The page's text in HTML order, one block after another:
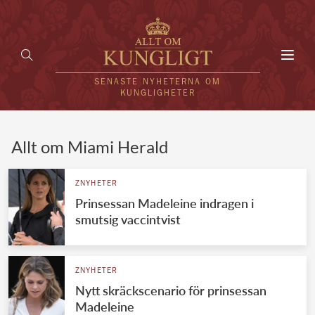
SENASTE NYHETERNA OM
KUNGLIGHETER
UTLÄNDSKT
VÄRLDENS KUNGAHUS
Svenska kungahuset
Brittiska kungahuset
Allt om Miami Herald
ZNYHETER
Prinsessan Madeleine indragen i
smutsig vaccintvist
ZNYHETER
Nytt skräckscenario för prinsessan
Madeleine